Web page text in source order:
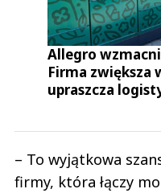
Allegro
Firma zwiększa
upraszcza
– To wyjątkowa
firmy, która łączy